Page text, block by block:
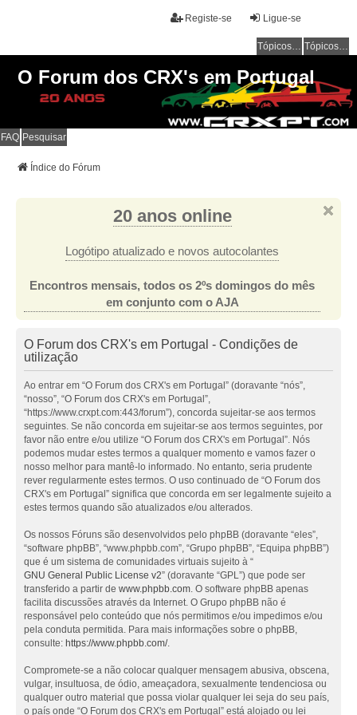
Ligue-se
Registe-se
Tópicos sem resposta Tópicos ativos
O Forum dos CRX's em Portugal
FAQ Pesquisar
Índice do Fórum
20 anos online
Logótipo atualizado e novos autocolantes
Encontros mensais, todos os 2ºs domingos do mês
em conjunto com o AJA
O Forum dos CRX's em Portugal - Condições de
utilização
Ao entrar em “O Forum dos CRX's em Portugal” (doravante “nós”,
“nosso”, “O Forum dos CRX's em Portugal”,
“https://www.crxpt.com:443/forum”), concorda sujeitar-se aos termos
seguintes. Se não concorda em sujeitar-se aos termos seguintes, por
favor não entre e/ou utilize “O Forum dos CRX's em Portugal”. Nós
podemos mudar estes termos a qualquer momento e vamos fazer o
nosso melhor para mantê-lo informado. No entanto, seria prudente
rever regularmente estes termos. O uso continuado de “O Forum dos
CRX's em Portugal” significa que concorda em ser legalmente sujeito a
estes termos quando são atualizados e/ou alterados.
Os nossos Fóruns são desenvolvidos pelo phpBB (doravante “eles”,
“software phpBB”, “www.phpbb.com”, “Grupo phpBB”, “Equipa phpBB”)
que é um sistema de comunidades virtuais sujeito à “
GNU General Public License v2” (doravante “GPL”) que pode ser
transferido a partir de www.phpbb.com. O software phpBB apenas
facilita discussões através da Internet. O Grupo phpBB não é
responsável pelo conteúdo que nós permitimos e/ou impedimos e/ou
pela conduta permitida. Para mais informações sobre o phpBB,
consulte: https://www.phpbb.com/.
Compromete-se a não colocar qualquer mensagem abusiva, obscena,
vulgar, insultuosa, de ódio, ameaçadora, sexualmente tendenciosa ou
qualquer outro material que possa violar qualquer lei seja do seu país,
o país onde “O Forum dos CRX's em Portugal” está alojado ou lei